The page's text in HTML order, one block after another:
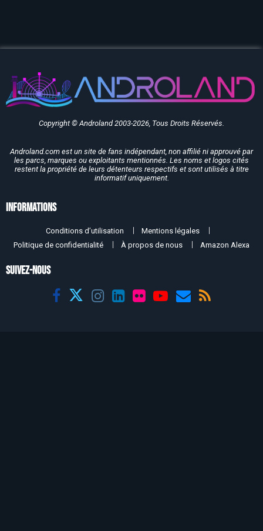
Copyright © Androland 2003-2026, Tous Droits Réservés.
Androland.com est un site de fans indépendant, non affilié ni approuvé par
les parcs, marques ou exploitants mentionnés. Les noms et logos cités
restent la propriété de leurs détenteurs respectifs et sont utilisés à titre
informatif uniquement.
Informations
Conditions d’utilisation
Mentions légales
Politique de confidentialité
À propos de nous Amazon Alexa
SUIVEZ-NOUS